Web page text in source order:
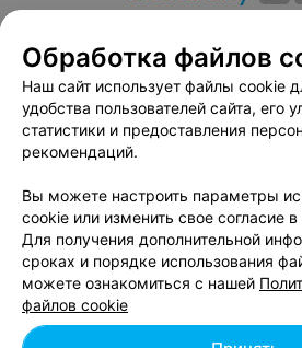
Вакансии
Публичный договор
Публичный договор по
«Афиша»
Пользовательское
Связаться по вопросам
Написать
Персональные
Обработка
Обработка файлов
Наш сайт использует файлы cookie
удобства пользователей сайта, его
статистики и предоставления
рекомендаций.
Вы можете настроить параметры
cookie или изменить свое согласие
Для получения дополнительной
сроках и порядке использования
можете ознакомиться с нашей
файлов cookie